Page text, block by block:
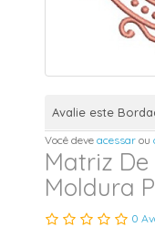
Avalie este
Você deveacessar ou
Matriz
Moldura
0